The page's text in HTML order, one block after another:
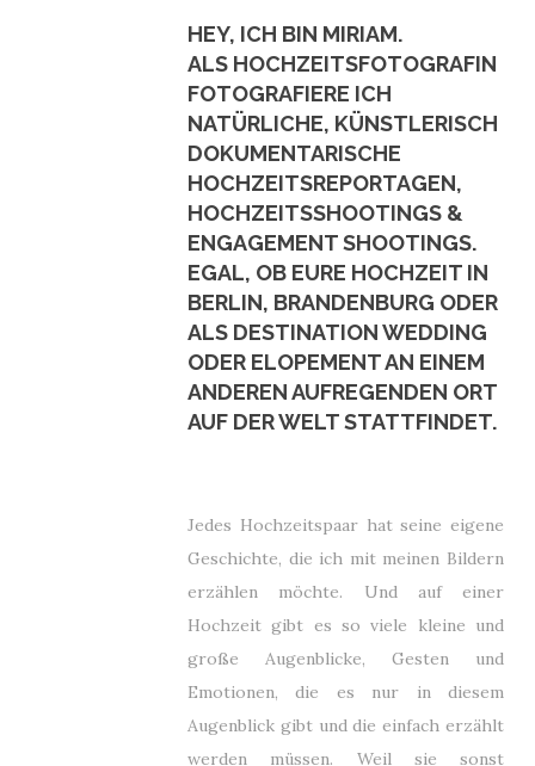
HEY, ICH BIN MIRIAM.
ALS HOCHZEITSFOTOGRAFIN
FOTOGRAFIERE ICH
NATÜRLICHE, KÜNSTLERISCH
DOKUMENTARISCHE
HOCHZEITSREPORTAGEN,
HOCHZEITSSHOOTINGS &
ENGAGEMENT SHOOTINGS.
EGAL, OB EURE HOCHZEIT IN
BERLIN, BRANDENBURG ODER
ALS DESTINATION WEDDING
ODER ELOPEMENT AN EINEM
ANDEREN AUFREGENDEN ORT
AUF DER WELT STATTFINDET.
Jedes Hochzeitspaar hat seine eigene
Geschichte, die ich mit meinen Bildern
erzählen möchte. Und auf einer
Hochzeit gibt es so viele kleine und
große Augenblicke, Gesten und
Emotionen, die es nur in diesem
Augenblick gibt und die einfach erzählt
werden müssen. Weil sie sonst